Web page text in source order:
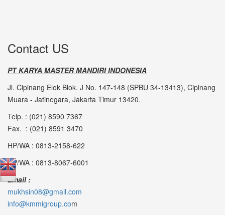
Contact US
PT KARYA MASTER MANDIRI INDONESIA
Jl. Cipinang Elok Blok. J No. 147-148 (SPBU 34-13413), Cipinang
Muara - Jatinegara, Jakarta Timur 13420.
Telp. : (021) 8590 7367
Fax. : (021) 8591 3470
HP/WA : 0813-2158-622
HP/WA : 0813-8067-6001
Email :
mukhsin08@gmail.com
info@kmmigroup.com